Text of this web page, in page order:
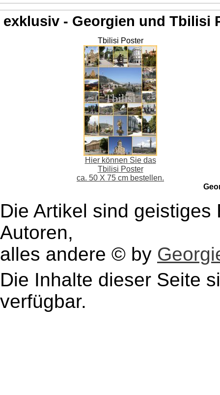
exklusiv - Georgien und Tbilisi
Tbilisi Poster
Hier können Sie das
Tbilisi Poster
ca. 50 X 75 cm bestellen.
Die Artikel sind
Autoren,
alles andere © by
Die Inhalte dieser Seite
verfügbar.